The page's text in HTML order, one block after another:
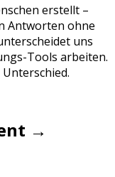
erstellt –
Antworten ohne
uns
Tools arbeiten.
→